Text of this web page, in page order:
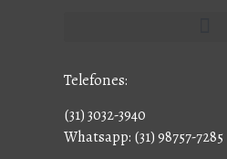
Telefones:
(31) 3032-3940
Whatsapp: (31) 98757-7285